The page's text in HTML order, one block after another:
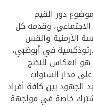
دور القيم
الاجتماعي، وقدمه كل
الأرمنية والقس
في أبوظبي،
هو انعكاس للنضج
مدار السنوات
الجهود بين كافة أفراد
خاصة في مواجهة